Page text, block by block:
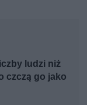
ludzi niż
czczą go jako